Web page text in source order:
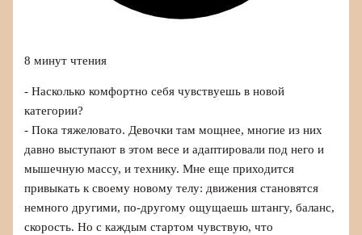
8 минут чтения
- Насколько комфортно себя чувствуешь в новой
категории?
- Пока тяжеловато. Девочки там мощнее, многие из них
давно выступают в этом весе и адаптировали под него и
мышечную массу, и технику. Мне еще приходится
привыкать к своему новому телу: движения становятся
немного другими, по-другому ощущаешь штангу, баланс,
скорость. Но с каждым стартом чувствую, что